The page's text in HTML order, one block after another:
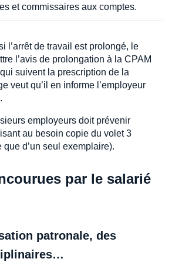
et commissaires aux comptes.
l’arrêt de travail est prolongé, le
l’avis de prolongation à la CPAM
suivent la prescription de la
veut qu’il en informe l’employeur
employeurs doit prévenir
au besoin copie du volet 3
que d’un seul exemplaire).
par le salarié
patronale, des